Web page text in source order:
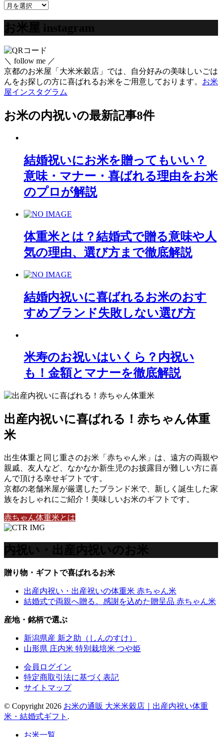
お
記
事
一
覧
お米屋 instagram
＼ follow me ／
京都のお米屋「大米米穀店」では、自分好みの美味しいごは
んをお探しの方に喜ばれるお米をご用意しております。 お米
屋インスタグラム
お米の内祝いの最新記事8件
結婚祝いにお米を贈ってもいい？
意味・マナー・喜ばれる理由をお米
のプロが解説
体重米とは？結婚式で贈る意味や人
気の理由、選び方まで徹底解説
結婚内祝いに喜ばれるお米のおす
すめブランド失敗しない選び方
米寿のお祝いはいくら？内祝い
も！金額とマナーを徹底解説
出産内祝いに喜ばれる！赤ちゃん体重
米
出生体重と同じ重さのお米「赤ちゃん米」は、遠方の両親や
親戚、友人など、なかなか新生児のお披露目が難しい方に喜
んで頂ける幸せギフトです。
京都の老舗米屋が厳選したブランド米で、新しく誕生した家
族をおしゃれにご紹介！美味しいお米のギフトです。
赤ちゃん体重米とは
内祝い・出産内祝いのお米
贈り物・ギフトで喜ばれるお米
出産内祝い・出産祝いの体重米 赤ちゃん米
結婚式で両親へ贈る。感謝を込めた贈呈品 赤ちゃん米
産地・銘柄で選ぶ
新潟県産 新之助（しんのすけ）
山形県 庄内米 特別栽培米 つや姫
会員ログイン
特定商取引法に基づく表記
サイトマップ
© Copyright 2026 お米の通販 大米米穀店｜出産内祝い体重
米・結婚式ギフト .
お米一覧